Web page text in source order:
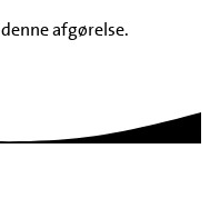
afgørelse.